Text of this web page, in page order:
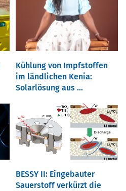
Kühlung von Impfstoffen
im ländlichen Kenia:
Solarlösung aus ...
BESSY II: Eingebauter
Sauerstoff verkürzt die